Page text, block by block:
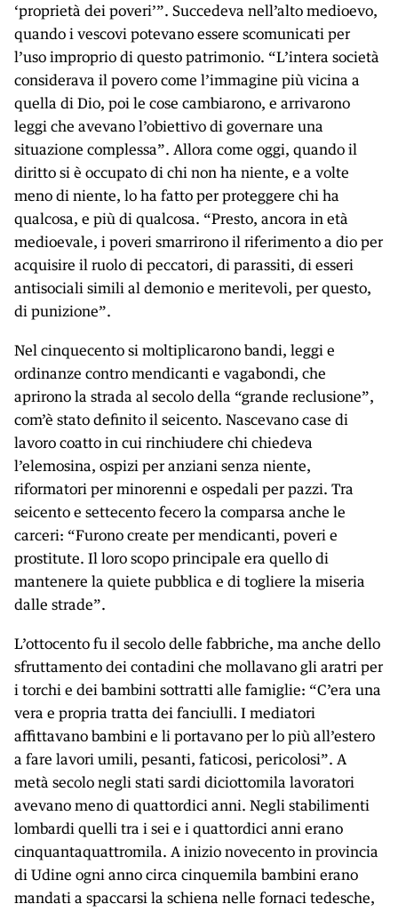
‘proprietà dei poveri’”. Succedeva nell’alto medioevo,
quando i vescovi potevano essere scomunicati per
l’uso improprio di questo patrimonio. “L’intera società
considerava il povero come l’immagine più vicina a
quella di Dio, poi le cose cambiarono, e arrivarono
leggi che avevano l’obiettivo di governare una
situazione complessa”. Allora come oggi, quando il
diritto si è occupato di chi non ha niente, e a volte
meno di niente, lo ha fatto per proteggere chi ha
qualcosa, e più di qualcosa. “Presto, ancora in età
medioevale, i poveri smarrirono il riferimento a dio per
acquisire il ruolo di peccatori, di parassiti, di esseri
antisociali simili al demonio e meritevoli, per questo,
di punizione”.
Nel cinquecento si moltiplicarono bandi, leggi e
ordinanze contro mendicanti e vagabondi, che
aprirono la strada al secolo della “grande reclusione”,
com’è stato definito il seicento. Nascevano case di
lavoro coatto in cui rinchiudere chi chiedeva
l’elemosina, ospizi per anziani senza niente,
riformatori per minorenni e ospedali per pazzi. Tra
seicento e settecento fecero la comparsa anche le
carceri: “Furono create per mendicanti, poveri e
prostitute. Il loro scopo principale era quello di
mantenere la quiete pubblica e di togliere la miseria
dalle strade”.
L’ottocento fu il secolo delle fabbriche, ma anche dello
sfruttamento dei contadini che mollavano gli aratri per
i torchi e dei bambini sottratti alle famiglie: “C’era una
vera e propria tratta dei fanciulli. I mediatori
affittavano bambini e li portavano per lo più all’estero
a fare lavori umili, pesanti, faticosi, pericolosi”. A
metà secolo negli stati sardi diciottomila lavoratori
avevano meno di quattordici anni. Negli stabilimenti
lombardi quelli tra i sei e i quattordici anni erano
cinquantaquattromila. A inizio novecento in provincia
di Udine ogni anno circa cinquemila bambini erano
mandati a spaccarsi la schiena nelle fornaci tedesche,